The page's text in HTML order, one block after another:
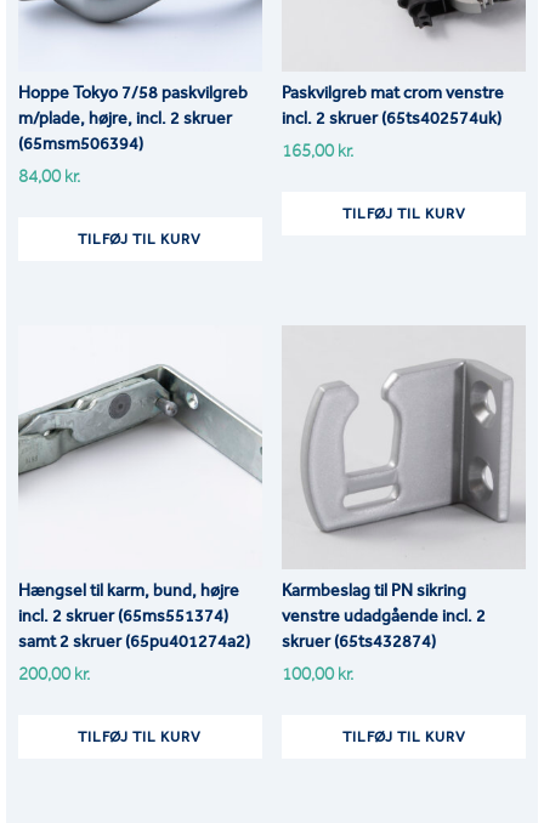
Hoppe Tokyo 7/58 paskvilgreb
m/plade, højre, incl. 2 skruer
(65msm506394)
84,00kr.
TILFØJ TIL KURV
Paskvilgreb mat crom venstre
incl. 2 skruer (65ts402574uk)
165,00kr.
TILFØJ TIL KURV
Hængsel til karm, bund, højre
incl. 2 skruer (65ms551374)
samt 2 skruer (65pu401274a2)
200,00kr.
TILFØJ TIL KURV
Karmbeslag til PN sikring
venstre udadgående incl. 2
skruer (65ts432874)
100,00kr.
TILFØJ TIL KURV